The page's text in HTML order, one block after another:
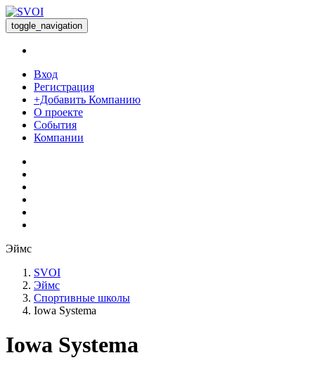
toggle_navigation
Вход
Регистрация
+Добавить Компанию
О проекте
События
Компании
Эймс
SVOI
Эймс
Спортивные школы
Iowa Systema
Iowa Systema